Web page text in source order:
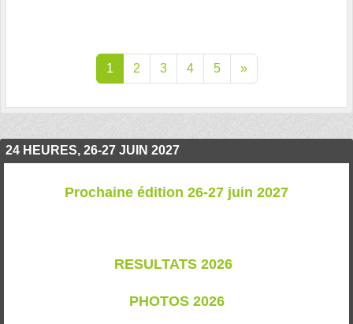
1 2 3 4 5 »
24 HEURES, 26-27 JUIN 2027
Prochaine édition 26-27 juin 2027
RESULTATS 2026
PHOTOS 2026